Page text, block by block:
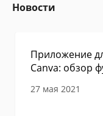
Новости
Приложение
Canva: обзор
27 мая 2021